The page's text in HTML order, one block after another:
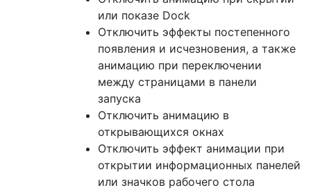
или показе Dock
Отключить эффекты постепенного
появления и исчезновения, а также
анимацию при переключении
между страницами в панели
запуска
Отключить анимацию в
открывающихся окнах
Отключить эффект анимации при
открытии информационных панелей
или значков рабочего стола